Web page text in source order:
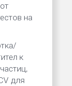
на
к
для